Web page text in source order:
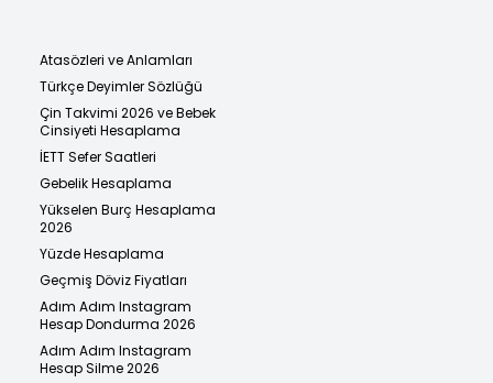
Atasözleri ve Anlamları
Türkçe Deyimler Sözlüğü
Çin Takvimi 2026 ve Bebek
Cinsiyeti Hesaplama
İETT Sefer Saatleri
Gebelik Hesaplama
Yükselen Burç Hesaplama
2026
Yüzde Hesaplama
Geçmiş Döviz Fiyatları
Adım Adım Instagram
Hesap Dondurma 2026
Adım Adım Instagram
Hesap Silme 2026